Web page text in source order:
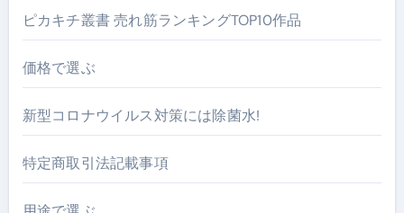
ピカキチ叢書 売れ筋ランキングTOP10作品
価格で選ぶ
新型コロナウイルス対策には除菌水!
特定商取引法記載事項